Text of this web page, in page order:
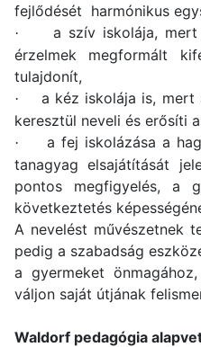
fejlődését harmónikus
·
a szív iskolája,
érzelmek megformált
tulajdonít,
·
a kéz iskolája is, mert
keresztül neveli és erősíti
·
a fej iskolázása a
tanagyag elsajátítását
pontos megfigyelés, a
következtetés
A nevelést művészetnek
pedig a szabadság
a gyermeket
váljon saját útjának
Waldorf pedagógia